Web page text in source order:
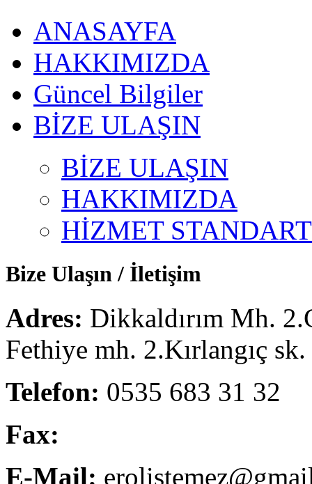
ANASAYFA
HAKKIMIZDA
Güncel Bilgiler
BİZE ULAŞIN
BİZE ULAŞIN
HAKKIMIZDA
HİZMET
Bize Ulaşın / İletişim
Adres: Dikkaldırım Mh.
Fethiye mh. 2.Kırlangıç
Telefon: 0535 683 31 32
Fax:
E-Mail: